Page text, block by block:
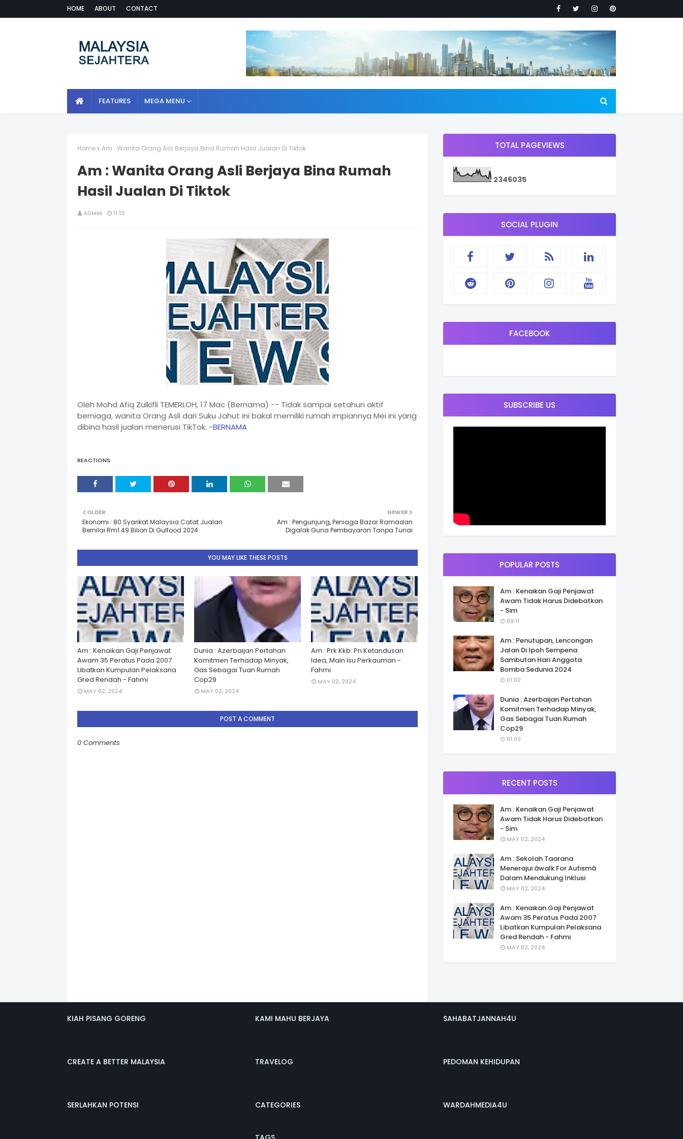
HOME ABOUT CONTACT
FEATURES MEGA MENU
Home Am : Wanita Orang Asli Berjaya Bina Rumah Hasil Jualan Di Tiktok
Am : Wanita Orang Asli Berjaya Bina Rumah
Hasil Jualan Di Tiktok
ADMIN 11:13
Oleh Mohd Afiq Zulkifli TEMERLOH, 17 Mac (Bernama) -- Tidak sampai setahun aktif
berniaga, wanita Orang Asli dari Suku Jahut ini bakal memiliki rumah impiannya Mei ini yang
dibina hasil jualan menerusi TikTok. -BERNAMA
REACTIONS
NEWER
Am : Pengunjung, Peniaga Bazar Ramadan
Digalak Guna Pembayaran Tanpa Tunai
OLDER
Ekonomi : 80 Syarikat Malaysia Catat Jualan
Bernilai Rm1.49 Bilion Di Gulfood 2024
YOU MAY LIKE THESE POSTS
Am : Kenaikan Gaji Penjawat
Awam 35 Peratus Pada 2007
Libatkan Kumpulan Pelaksana
Gred Rendah - Fahmi
MAY 02, 2024
Dunia : Azerbaijan Pertahan
Komitmen Terhadap Minyak,
Gas Sebagai Tuan Rumah
Cop29
MAY 02, 2024
Am : Prk Kkb: Pn Ketandusan
Idea, Main Isu Perkauman -
Fahmi
MAY 02, 2024
POST A COMMENT
0 Comments
TOTAL PAGEVIEWS
2346035
SOCIAL PLUGIN
FACEBOOK
SUBSCRIBE US
POPULAR POSTS
Am : Kenaikan Gaji Penjawat
Awam Tidak Harus Didebatkan
- Sim
09:11
Am : Penutupan, Lencongan
Jalan Di Ipoh Sempena
Sambutan Hari Anggota
Bomba Sedunia 2024
01:02
Dunia : Azerbaijan Pertahan
Komitmen Terhadap Minyak,
Gas Sebagai Tuan Rumah
Cop29
01:03
RECENT POSTS
Am : Kenaikan Gaji Penjawat
Awam Tidak Harus Didebatkan
- Sim
MAY 02, 2024
Am : Sekolah Taarana
Menerajui âwalk For Autismâ
Dalam Mendukung Inklusi
MAY 02, 2024
Am : Kenaikan Gaji Penjawat
Awam 35 Peratus Pada 2007
Libatkan Kumpulan Pelaksana
Gred Rendah - Fahmi
MAY 02, 2024
KIAH PISANG GORENG
CREATE A BETTER MALAYSIA
SERLAHKAN POTENSI
KAMI MAHU BERJAYA
TRAVELOG
CATEGORIES
SAHABATJANNAH4U
PEDOMAN KEHIDUPAN
WARDAHMEDIA4U